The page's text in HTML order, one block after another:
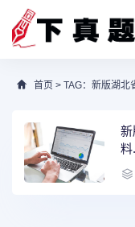
首页 > TAG：新版湖北
新
料